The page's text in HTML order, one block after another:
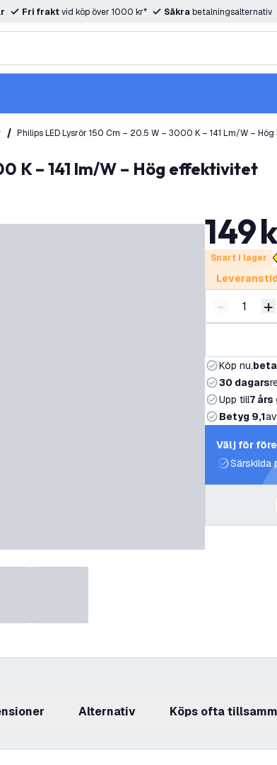
Fri fraktvid köp över 1000 kr* Säkrabetalningsalternativ
Philips LED Lysrör 150 Cm – 20.5 W – 3000 K – 141 Lm/W –
K – 141 lm/W – Hög effektivitet
149
Snart i lager
Minska
- +
Köp nu,
30 dagars
Upp till7
Betyg 9,1av
Välj för
Särskilda
Alternativ Köps ofta